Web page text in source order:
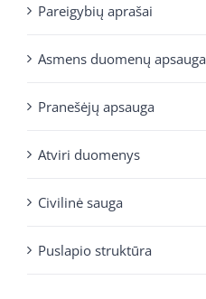
Pareigybių aprašai
Asmens duomenų apsauga
Pranešėjų apsauga
Atviri duomenys
Civilinė sauga
Puslapio struktūra